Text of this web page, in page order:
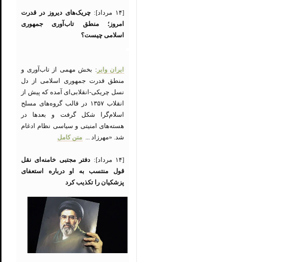
[۱۴ مرداد]:
چریک‌های دیروز در قدرت
امروز؛ منطق تاب‌آوری جمهوری
اسلامی چیست؟
ایران وایر : بخش مهمی از تاب‌آوری و
منطق قدرت جمهوری اسلامی از دل
نسل چریکی-انقلابی‌ای آمده که پیش از
انقلاب ۱۳۵۷ در قالب گروه‌های مسلح
اسلام‌گرا شکل گرفت و بعدها در
هسته‌های امنیتی و سیاسی نظام ادغام
شد. «مهرزاد ... متن کامل
[۱۴ مرداد]:
دفتر مجتبی خامنه‌ای نقل
قول منتسب به او درباره استعفای
پزشکیان را تکذیب کرد